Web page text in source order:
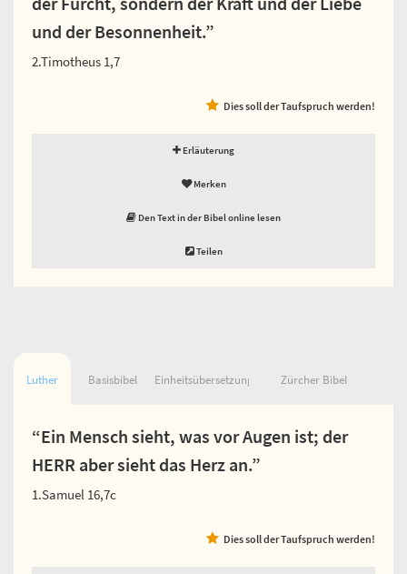
und der Besonnenheit.”
2.Timotheus 1,7
Dies soll der Taufspruch werden!
Erläuterung
Merken
Den Text in der Bibel online lesen
Teilen
Luther Basisbibel Einheitsübersetzung Zürcher Bibel
“Ein Mensch sieht, was vor Augen ist; der
HERR aber sieht das Herz an.”
1.Samuel 16,7c
Dies soll der Taufspruch werden!